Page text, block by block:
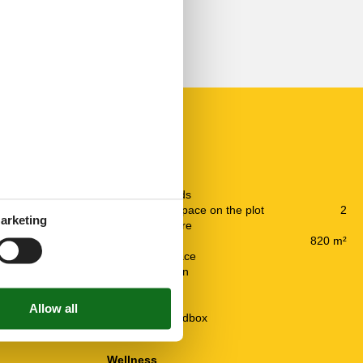
135 m²
2
8
2
2013
Fenced grounds
Free parking space on the plot
2
Garden furniture
820 m²
Outdoor fireplace
Outdoor kitchen
Overhead
Swing and sandbox
Trampoline
Wellness